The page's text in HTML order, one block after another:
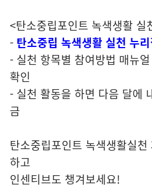
<탄소중립포인트 녹색생활 실
- 탄소중립 녹색생활 실천 누리
- 실천 항목별 참여방법 매뉴
확인
- 실천 활동을 하면 다음 달에
금
탄소중립포인트 녹색생활실
하고
인센티브도 챙겨보세요!